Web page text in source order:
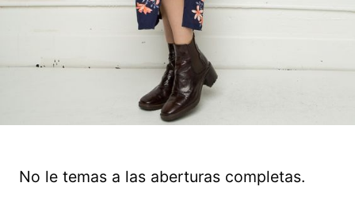
No le temas a las aberturas completas.